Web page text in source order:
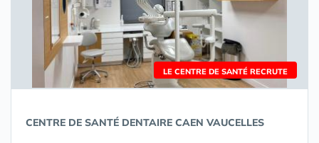
LE CENTRE DE SANTÉ RECRUTE
CENTRE DE SANTÉ DENTAIRE CAEN VAUCELLES